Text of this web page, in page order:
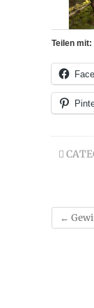
Teilen mit:
←